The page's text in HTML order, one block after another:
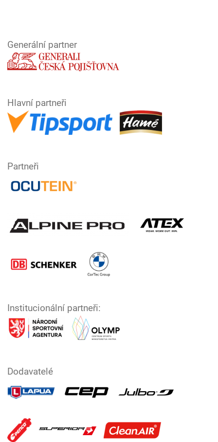
Generální partner
Hlavní partneři
Partneři
Institucionální partneři:
Dodavatelé